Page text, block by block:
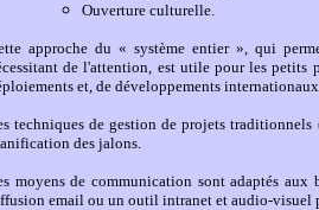
Ouverture culturelle.
approche du « système entier », qui
de l'attention, est utile pour les petits
et, de développements
techniques de gestion de projets
des jalons.
moyens de communication sont adaptés
email ou un outil intranet et audio-visuel